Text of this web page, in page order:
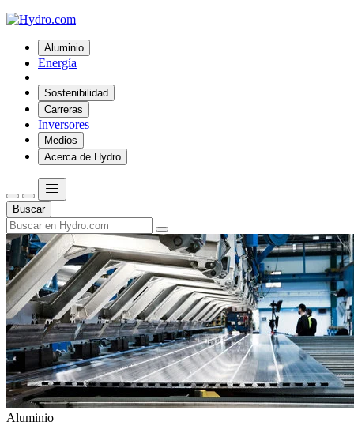
Aluminio
Energía
Sostenibilidad
Carreras
Inversores
Medios
Acerca de Hydro
Buscar
Aluminio